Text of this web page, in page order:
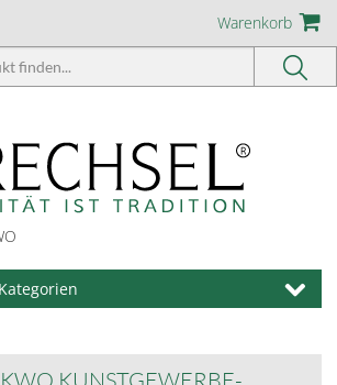
Warenkorb